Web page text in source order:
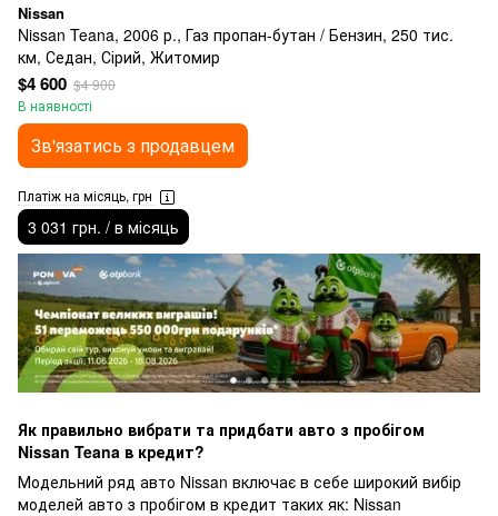
Nissan
Nissan Teana, 2006 р., Газ пропан-бутан / Бензин, 250 тис.
км, Седан, Сірий, Житомир
$4 600 $4 900
В наявності
Зв'язатись з продавцем
Платіж на місяць, грн
3 031 грн. / в місяць
Як правильно вибрати та придбати авто з пробігом
Nissan Teana в кредит?
Модельний ряд авто Nissan включає в себе широкий вибір
моделей авто з пробігом в кредит таких як: Nissan